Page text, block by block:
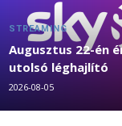
STREAMING
Augusztus 22-én
utolsó léghajlító
2026-08-05